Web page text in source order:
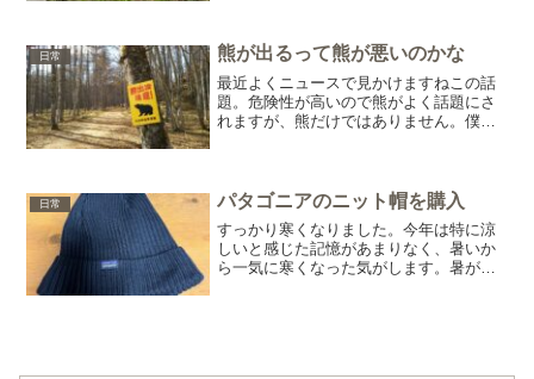
間やお金を惜しま...
日常 熊が出るって熊が悪いのかな
最近よくニュースで見かけますねこの話
題。危険性が高いので熊がよく話題にさ
れますが、熊だけではありません。僕も
ようなことはしません。『...
日常 パタゴニアのニット帽を購入
すっかり寒くなりました。今年は特に涼
しいと感じた記憶があまりなく、暑いか
ら一気に寒くなった気がします。暑が